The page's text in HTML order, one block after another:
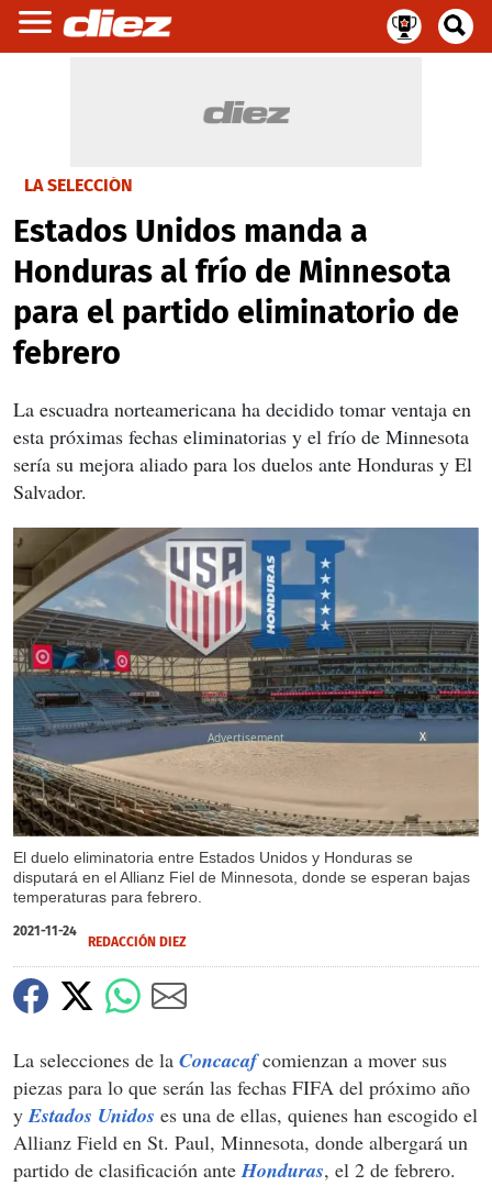
LA SELECCIÓN
Estados Unidos manda a
Honduras al frío de Minnesota
para el partido eliminatorio de
febrero
La escuadra norteamericana ha decidido tomar ventaja en
esta próximas fechas eliminatorias y el frío de Minnesota
sería su mejora aliado para los duelos ante Honduras y El
Salvador.
El duelo eliminatoria entre Estados Unidos y Honduras se
disputará en el Allianz Fiel de Minnesota, donde se esperan bajas
temperaturas para febrero.
X
2021-11-24
REDACCIÓN DIEZ
La selecciones de la Concacaf comienzan a mover sus
piezas para lo que serán las fechas FIFA del próximo año
yEstados Unidos es una de ellas, quienes han escogido el
Allianz Field en St. Paul, Minnesota, donde albergará un
partido de clasificación anteHonduras, el 2 de febrero.